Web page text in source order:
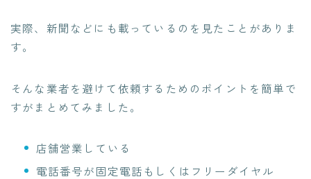
実際、新聞などにも載っているのを見たことがありま
す。
そんな業者を避けて依頼するためのポイント を簡単で
すがまとめてみました。
店舗営業している
電話番号が固定電話もしくはフリーダイヤル